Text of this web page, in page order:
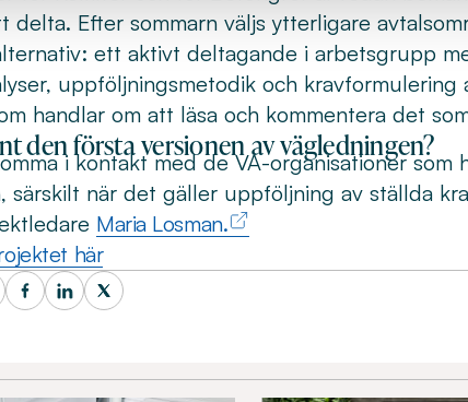
delta. Efter sommarn väljs ytterligare
ett aktivt deltagande i arbetsgrupp
uppföljningsmetodik och
handlar om att läsa och kommentera det
den första versionen av vägledningen?
i kontakt med de VA-organisationer
särskilt när det gäller uppföljning av ställda
Maria Losman.
här